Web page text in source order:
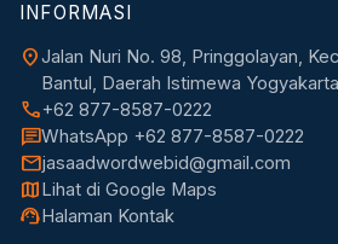
INFORMASI
location_onJalan Nuri No. 98, Pringgolayan,
Bantul, Daerah Istimewa
call+62 877-8587-0222
chatWhatsApp +62 877-8587-0222
mailjasaadwordwebid@gmail.com
mapLihat di Google Maps
support_agentHalaman Kontak